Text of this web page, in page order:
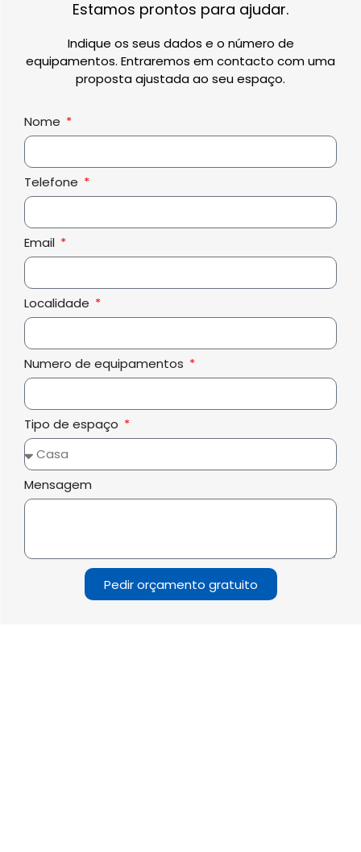
Estamos prontos para ajudar.
Indique os seus dados e o número de
equipamentos. Entraremos em contacto com uma
proposta ajustada ao seu espaço.
Nome
Telefone
Email
Localidade
Numero de equipamentos
Tipo de espaço
Mensagem
Pedir orçamento gratuito